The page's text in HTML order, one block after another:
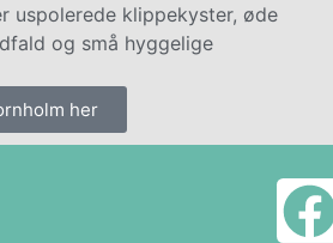
uspolerede klippekyster, øde
og små hyggelige
her